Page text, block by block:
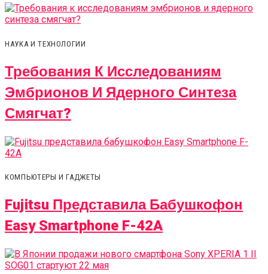
НАУКА И ТЕХНОЛОГИИ
Требования К Исследованиям
Эмбрионов И Ядерного Синтеза
Смягчат?
КОМПЬЮТЕРЫ И ГАДЖЕТЫ
Fujitsu Представила Бабушкофон
Easy Smartphone F-42A